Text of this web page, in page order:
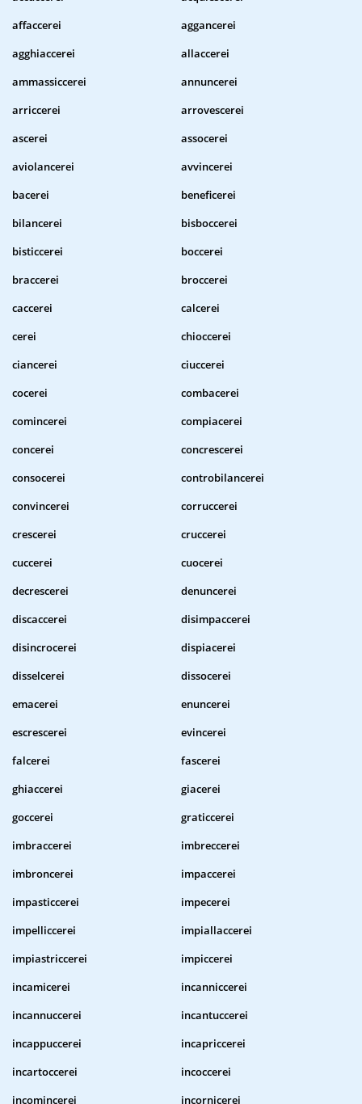
affaccerei
aggancerei
agghiaccerei
allaccerei
ammassiccerei
annuncerei
arriccerei
arrovescerei
ascerei
assocerei
aviolancerei
avvincerei
bacerei
beneficerei
bilancerei
bisboccerei
bisticcerei
boccerei
braccerei
broccerei
caccerei
calcerei
cerei
chioccerei
ciancerei
ciuccerei
cocerei
combacerei
comincerei
compiacerei
concerei
concrescerei
consocerei
controbilancerei
convincerei
corruccerei
crescerei
cruccerei
cuccerei
cuocerei
decrescerei
denuncerei
discaccerei
disimpaccerei
disincrocerei
dispiacerei
disselcerei
dissocerei
emacerei
enuncerei
escrescerei
evincerei
falcerei
fascerei
ghiaccerei
giacerei
goccerei
graticcerei
imbraccerei
imbreccerei
imbroncerei
impaccerei
impasticcerei
impecerei
impelliccerei
impiallaccerei
impiastriccerei
impiccerei
incamicerei
incanniccerei
incannuccerei
incantuccerei
incappuccerei
incapriccerei
incartoccerei
incoccerei
incomincerei
incornicerei